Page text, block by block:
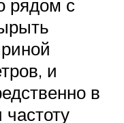
рядом с
и
в